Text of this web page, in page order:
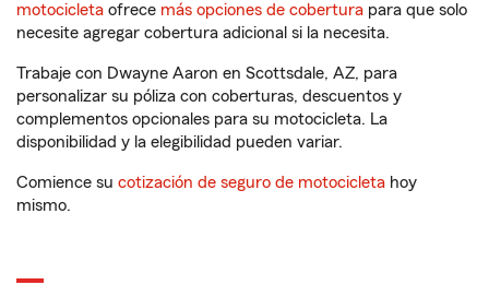
motocicleta ofrece más opciones de cobertura para que solo
necesite agregar cobertura adicional si la necesita.
Trabaje con Dwayne Aaron en Scottsdale, AZ, para
personalizar su póliza con coberturas, descuentos y
complementos opcionales para su motocicleta. La
disponibilidad y la elegibilidad pueden variar.
Comience su cotización de seguro de motocicleta hoy
mismo.